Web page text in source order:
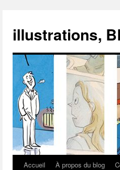
illustrations,
Aller
Accueil À propos du blog